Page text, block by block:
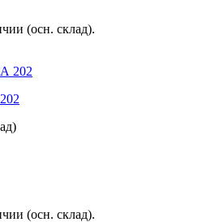
(осн. склад).
(осн. склад).